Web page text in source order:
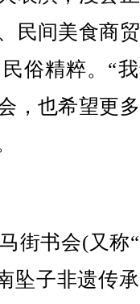
民间美食商
俗精粹。“
，也希望更
书会(又称“
坠子非遗传